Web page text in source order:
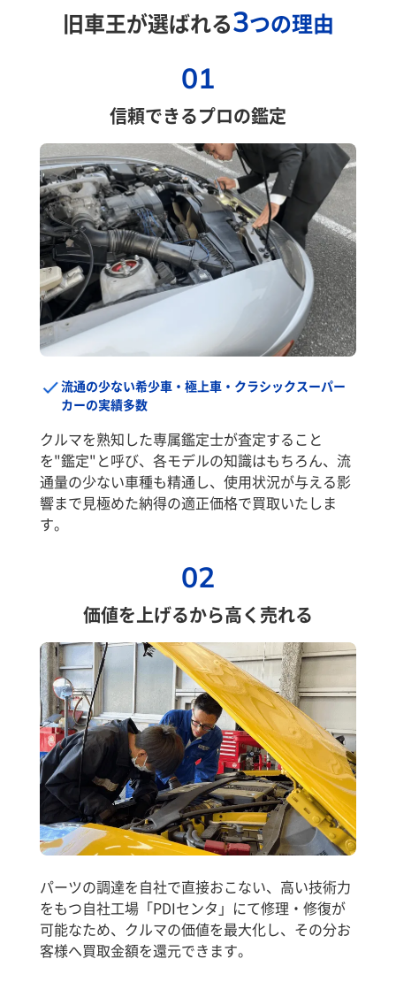
旧車王が選ばれる3つの理由
01
信頼できるプロの鑑定
流通の少ない希少車・極上車・クラシックスーパー
カーの実績多数
クルマを熟知した専属鑑定士が査定すること
を"鑑定"と呼び、各モデルの知識はもちろん、流
通量の少ない車種も精通し、使用状況が与える影
響まで見極めた納得の適正価格で買取いたしま
す。
02
価値を上げるから高く売れる
パーツの調達を自社で直接おこない、高い技術力
をもつ自社工場「PDIセンタ」にて修理・修復が
可能なため、クルマの価値を最大化し、その分お
客様へ買取金額を還元できます。